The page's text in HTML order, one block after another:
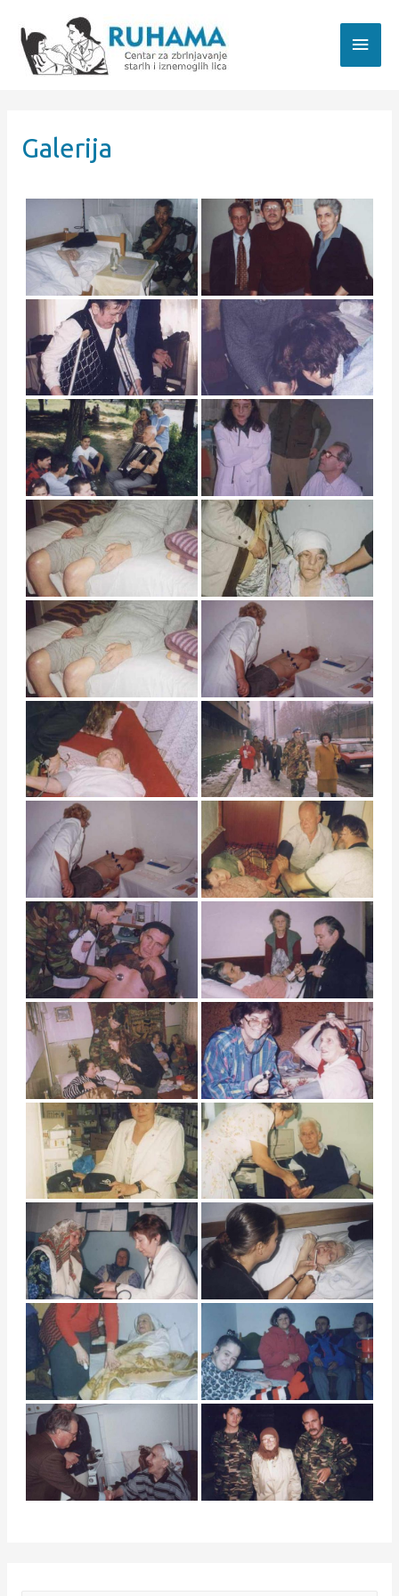
Galerija